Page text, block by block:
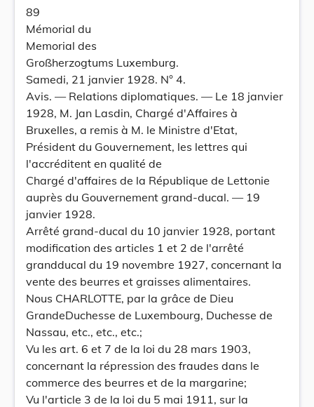
l'arrêté grand-ducal du même jour
concernant l'emploi des alcools en
exemption totale ou partielle des droits
et la restitution des droits en cas
d'exportation d'eau-de-vie.
89
Mémorial du
Memorial des
Großherzogtums Luxemburg.
Samedi, 21 janvier 1928. N° 4.
Avis. — Relations diplomatiques. — Le 18 janvier
1928, M. Jan Lasdin, Chargé d'Affaires à
Bruxelles, a remis à M. le Ministre d'Etat,
Président du Gouvernement, les lettres qui
l'accréditent en qualité de
Chargé d'affaires de la République de Lettonie
auprès du Gouvernement grand-ducal. — 19
janvier 1928.
Arrêté grand-ducal du 10 janvier 1928, portant
modification des articles 1 et 2 de l'arrêté
grandducal du 19 novembre 1927, concernant la
vente des beurres et graisses alimentaires.
Nous CHARLOTTE, par la grâce de Dieu
GrandeDuchesse de Luxembourg, Duchesse de
Nassau, etc., etc., etc.;
Vu les art. 6 et 7 de la loi du 28 mars 1903,
concernant la répression des fraudes dans le
commerce des beurres et de la margarine;
Vu l'article 3 de la loi du 5 mai 1911, sur la